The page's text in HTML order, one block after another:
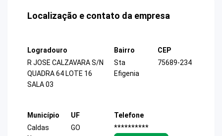
Localização e contato da empresa
Logradouro
R JOSE CALZAVARA S/N
QUADRA 64 LOTE 16
SALA 03
Bairro
Sta
Efigenia
CEP
75689-234
Município
Caldas
UF
GO
Telefone
**********